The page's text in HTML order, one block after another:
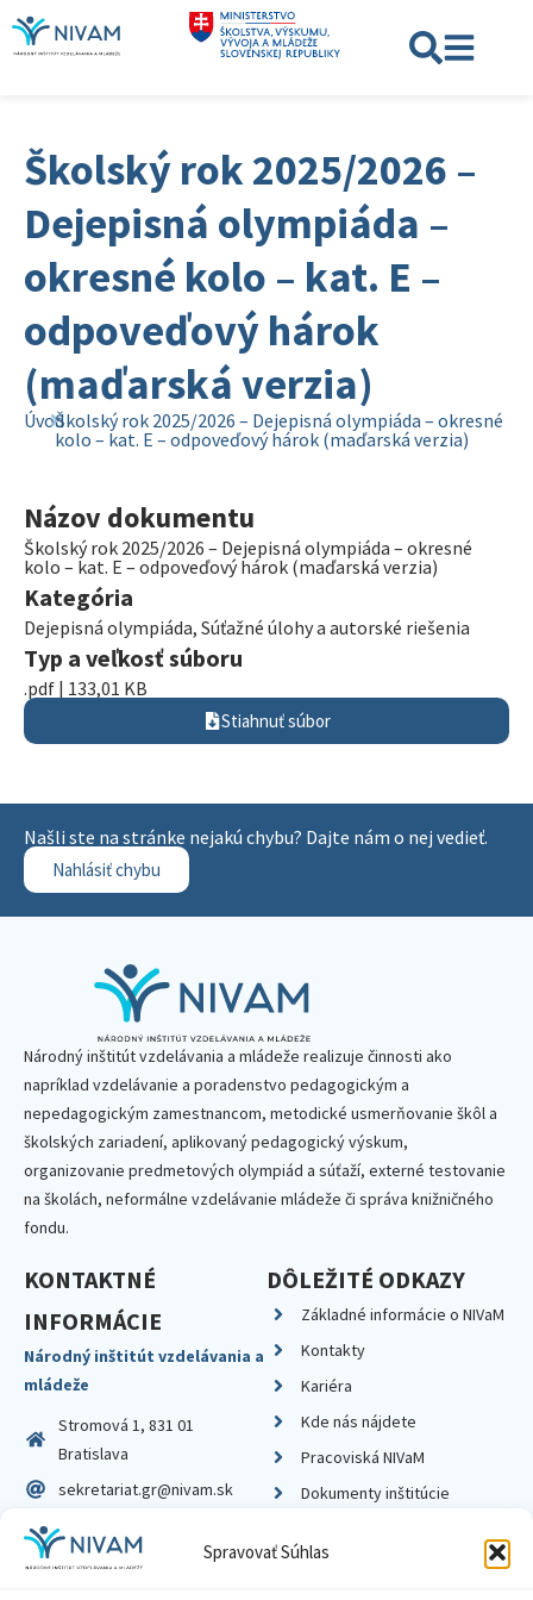
Spravovať Súhlas
Školský rok 2025/2026 –
Dejepisná olympiáda –
okresné kolo – kat. E –
odpoveďový hárok
(maďarská verzia)
ÚvodŠkolský rok 2025/2026 – Dejepisná olympiáda – okresné
kolo – kat. E – odpoveďový hárok (maďarská verzia)
Názov dokumentu
Školský rok 2025/2026 – Dejepisná olympiáda – okresné
kolo – kat. E – odpoveďový hárok (maďarská verzia)
Kategória
Dejepisná olympiáda, Súťažné úlohy a autorské riešenia
Typ a veľkosť súboru
.pdf | 133,01 KB
Stiahnuť súbor
Našli ste na stránke nejakú chybu? Dajte nám o nej vedieť.
Nahlásiť chybu
Národný inštitút vzdelávania a mládeže realizuje činnosti ako
napríklad vzdelávanie a poradenstvo pedagogickým a
nepedagogickým zamestnancom, metodické usmerňovanie škôl a
školských zariadení, aplikovaný pedagogický výskum,
organizovanie predmetových olympiád a súťaží, externé testovanie
na školách, neformálne vzdelávanie mládeže či správa knižničného
fondu.
KONTAKTNÉ
INFORMÁCIE
Národný inštitút vzdelávania a
mládeže
Stromová 1, 831 01
Bratislava
sekretariat.gr@nivam.sk
IČO: 00164348
DIČ: 2020798714
DÔLEŽITÉ ODKAZY
Základné informácie o NIVaM
Kontakty
Kariéra
Kde nás nájdete
Pracoviská NIVaM
Dokumenty inštitúcie